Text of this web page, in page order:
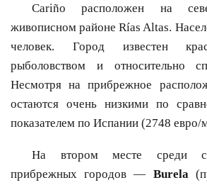
Cariño расположен на
живописном районе Rías Altas.
человек. Город известен
рыболовством и относительно
Несмотря на прибрежное
остаются очень низкими по
показателем по Испании (2748 евро/
На втором месте среди
прибрежных городов — Burela